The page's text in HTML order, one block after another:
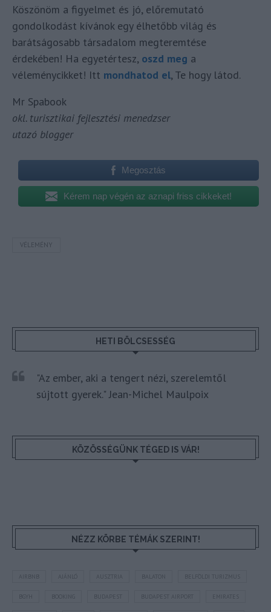
Köszönöm a figyelmet és jó, előremutató
gondolkodást kívánok egy élhetőbb világ és
barátságosabb társadalom megteremtése
érdekében! Ha egyetértesz, oszd meg a
véleménycikket! Itt mondhatod el, Te hogy látod.
Mr Spabook
okl. turisztikai fejlesztési menedzser
utazó blogger
Megosztás
Kérem nap végén az aznapi friss cikkeket!
VÉLEMÉNY
HETI BÖLCSESSÉG
"Az ember, aki a tengert nézi, szerelemtől
sújtott gyerek." Jean-Michel Maulpoix
KÖZÖSSÉGÜNK TÉGED IS VÁR!
NÉZZ KÖRBE TÉMÁK SZERINT!
AUSZTRIA BALATON BELFÖLDI TURIZMUS
BUDAPEST BUDAPEST AIRPORT EMIRATES